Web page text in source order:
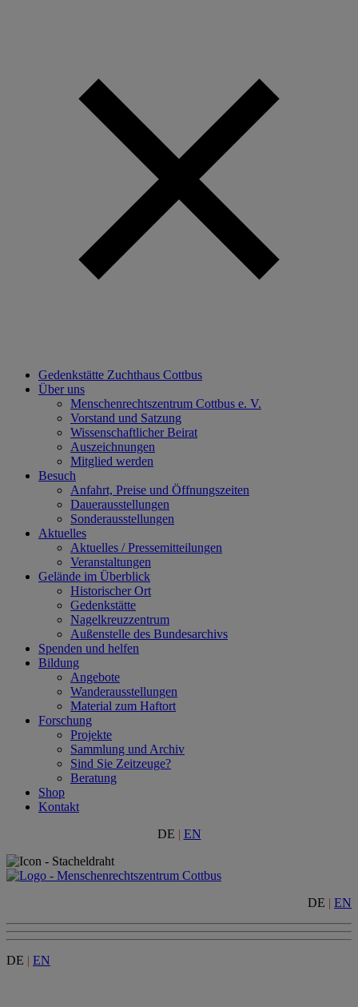
Gedenkstätte Zuchthaus Cottbus
Über uns
Menschenrechtszentrum Cottbus e. V.
Vorstand und Satzung
Wissenschaftlicher Beirat
Auszeichnungen
Mitglied werden
Besuch
Anfahrt, Preise und Öffnungszeiten
Dauerausstellungen
Sonderausstellungen
Aktuelles
Aktuelles / Pressemitteilungen
Veranstaltungen
Gelände im Überblick
Historischer Ort
Gedenkstätte
Nagelkreuzzentrum
Außenstelle des Bundesarchivs
Spenden und helfen
Bildung
Angebote
Wanderausstellungen
Material zum Haftort
Forschung
Projekte
Sammlung und Archiv
Sind Sie Zeitzeuge?
Beratung
Shop
Kontakt
DE | EN
DE | EN
DE | EN